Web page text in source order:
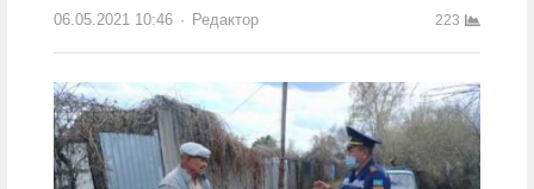
06.05.2021 10:46 Author
Редактор 223